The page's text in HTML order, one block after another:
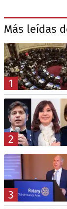
Más leídas
1
2
3